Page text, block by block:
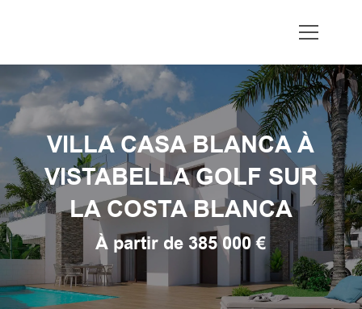
VILLA CASA BLANCA À
VISTABELLA GOLF SUR
LA COSTA BLANCA
À partir de 385 000 €